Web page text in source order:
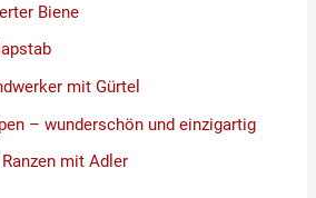
Biene
mit Gürtel
– wunderschön und einzigartig
mit Adler